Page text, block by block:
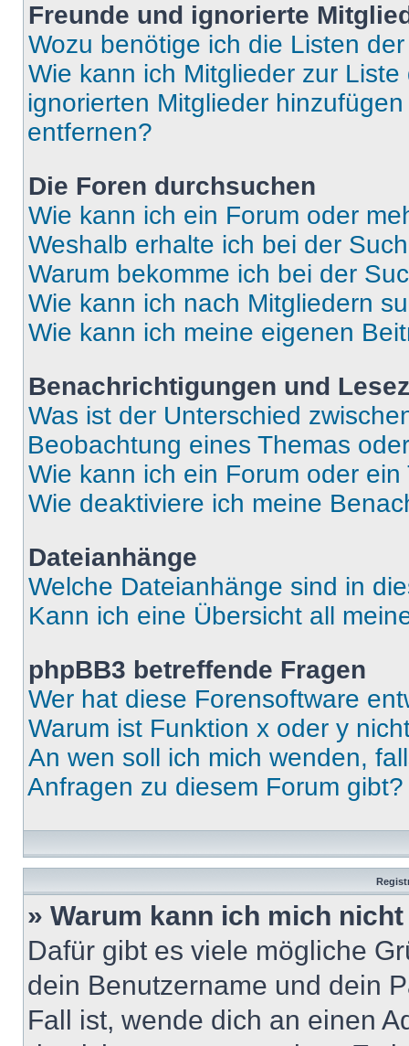
Freunde und ignorierte
Wozu benötige ich die Listen
Wie kann ich Mitglieder zur
ignorierten Mitglieder
entfernen?
Die Foren durchsuchen
Wie kann ich ein Forum oder
Weshalb erhalte ich bei der
Warum bekomme ich bei der
Wie kann ich nach Mitgliedern
Wie kann ich meine eigenen
Benachrichtigungen und
Was ist der Unterschied
Beobachtung eines Themas
Wie kann ich ein Forum oder
Wie deaktiviere ich meine
Dateianhänge
Welche Dateianhänge sind in
Kann ich eine Übersicht all
phpBB3 betreffende Fragen
Wer hat diese Forensoftware
Warum ist Funktion x oder y
An wen soll ich mich wenden,
Anfragen zu diesem Forum gibt?
» Warum kann ich mich
Dafür gibt es viele mögliche
dein Benutzername und dein
Fall ist, wende dich an einen